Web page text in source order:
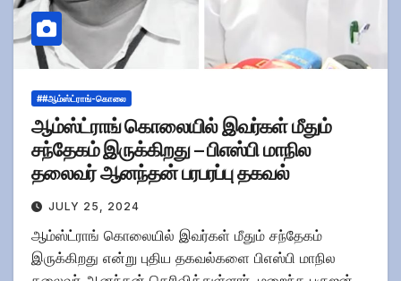
##ஆம்ஸ்ட்ராங்-கொலை
ஆம்ஸ்ட்ராங் கொலையில் இவர்கள் மீதும்
சந்தேகம் இருக்கிறது – பிஎஸ்பி மாநில
தலைவர் ஆனந்தன் பரபரப்பு தகவல்
JULY 25, 2024
ஆம்ஸ்ட்ராங் கொலையில் இவர்கள் மீதும் சந்தேகம்
இருக்கிறது என்று புதிய தகவல்களை பிஎஸ்பி மாநில